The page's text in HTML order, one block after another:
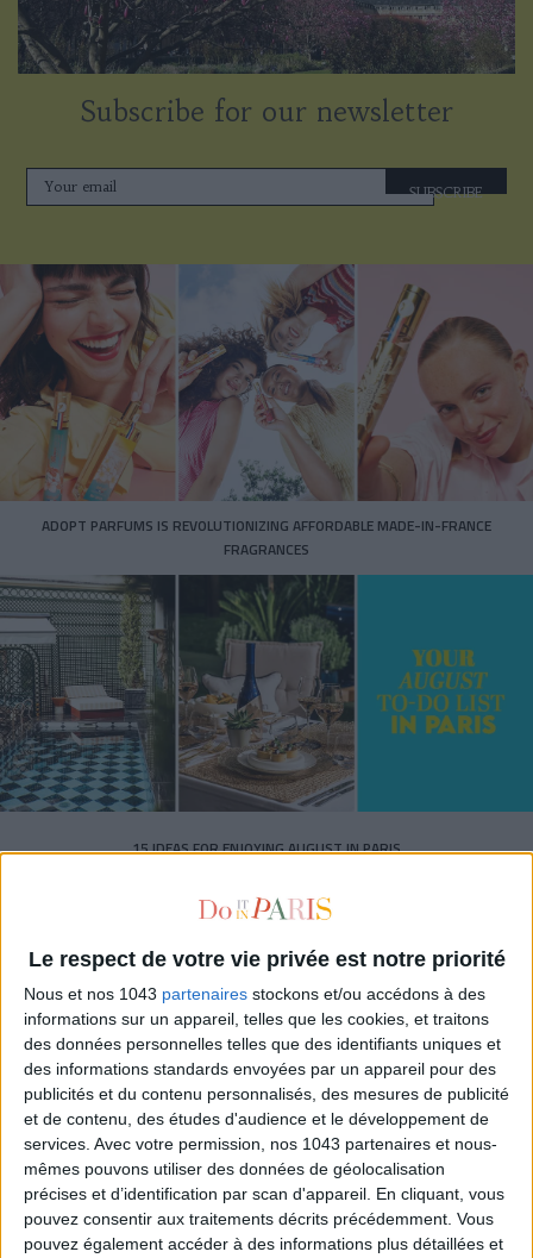
Le respect de votre vie privée est notre priorité
Nous et nos 1043 partenaires stockons et/ou accédons à des
informations sur un appareil, telles que les cookies, et traitons
des données personnelles telles que des identifiants uniques et
des informations standards envoyées par un appareil pour des
publicités et du contenu personnalisés, des mesures de publicité
et de contenu, des études d'audience et le développement de
services. Avec votre permission, nos 1043 partenaires et nous-
mêmes pouvons utiliser des données de géolocalisation
précises et d’identification par scan d'appareil. En cliquant, vous
pouvez consentir aux traitements décrits précédemment. Vous
pouvez également accéder à des informations plus détaillées et
Subscribe for our newsletter
SUBSCRIBE
ADOPT PARFUMS IS REVOLUTIONIZING AFFORDABLE MADE-IN-FRANCE
FRAGRANCES
15 IDEAS FOR ENJOYING AUGUST IN PARIS
SPF 50 SUNSCREENS YOU'LL ACTUALLY WANT TO SLATHER ON